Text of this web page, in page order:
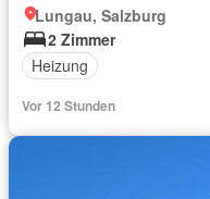
Lungau, Salzburg
2 Zimmer
Heizung
Vor 12 Stunden